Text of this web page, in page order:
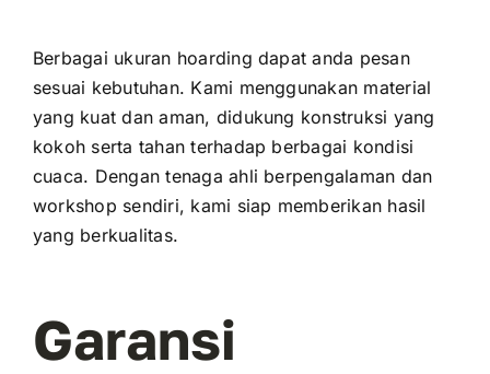
Berbagai ukuran hoarding dapat anda pesan
sesuai kebutuhan. Kami menggunakan material
yang kuat dan aman, didukung konstruksi yang
kokoh serta tahan terhadap berbagai kondisi
cuaca. Dengan tenaga ahli berpengalaman dan
workshop sendiri, kami siap memberikan hasil
yang berkualitas.
Garansi